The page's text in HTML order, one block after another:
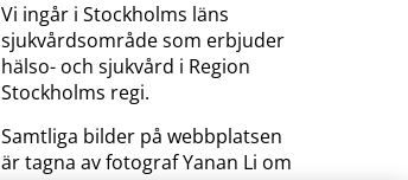
Vi ingår i Stockholms läns
sjukvårdsområde som erbjuder
hälso- och sjukvård i Region
Stockholms regi.
Samtliga bilder på webbplatsen
är tagna av fotograf Yanan Li om